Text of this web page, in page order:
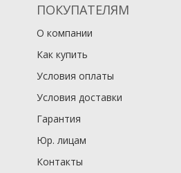
В корзину
ПОКУПАТЕЛЯМ
О компании
Как купить
Условия оплаты
Условия доставки
Гарантия
Юр. лицам​
Контакты